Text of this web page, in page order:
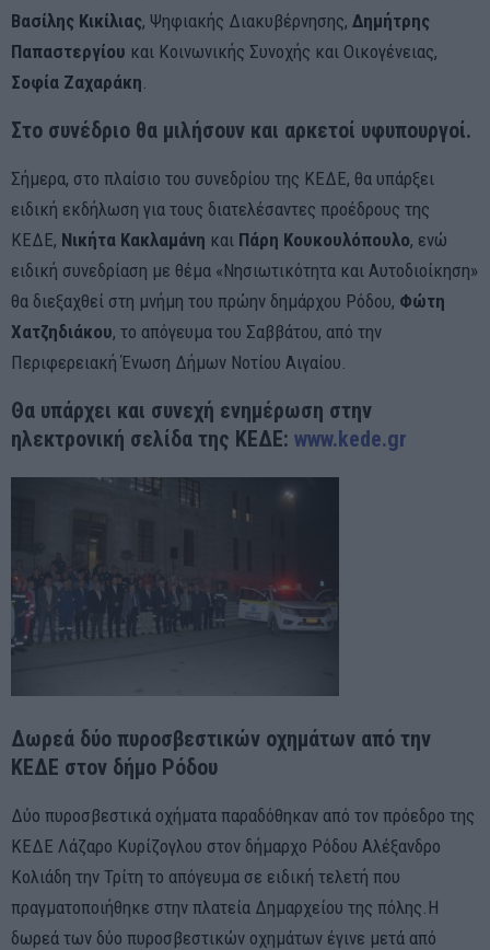
Βασίλης Κικίλιας, Ψηφιακής Διακυβέρνησης, Δημήτρης
Παπαστεργίου και Κοινωνικής Συνοχής και Οικογένειας,
Σοφία Ζαχαράκη
Στο συνέδριο θα μιλήσουν και αρκετοί υφυπουργοί.
Σήμερα, στο πλαίσιο του συνεδρίου της ΚΕΔΕ, θα υπάρξει
ειδική εκδήλωση για τους διατελέσαντες προέδρους της
ΚΕΔΕ, Νικήτα Κακλαμάνη και Πάρη Κουκουλόπουλο, ενώ
ειδική συνεδρίαση με θέμα «Νησιωτικότητα και Αυτοδιοίκηση»
θα διεξαχθεί στη μνήμη του πρώην δημάρχου Ρόδου, Φώτη
Χατζηδιάκου, το απόγευμα του Σαββάτου, από την
Περιφερειακή Ένωση Δήμων Νοτίου Αιγαίου.
Θα υπάρχει και συνεχή ενημέρωση στην
ηλεκτρονική σελίδα της ΚΕΔΕ: www.kede.gr
Δωρεά δύο πυροσβεστικών οχημάτων από την
ΚΕΔΕ στον δήμο Ρόδου
Δύο πυροσβεστικά οχήματα παραδόθηκαν από τον πρόεδρο της
ΚΕΔΕ Λάζαρο Κυρίζογλου στον δήμαρχο Ρόδου Αλέξανδρο
Κολιάδη την Τρίτη το απόγευμα σε ειδική τελετή που
πραγματοποιήθηκε στην πλατεία Δημαρχείου της πόλης.Η
δωρεά των δύο πυροσβεστικών οχημάτων έγινε μετά από